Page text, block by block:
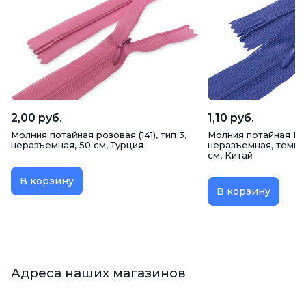
2,00 руб.
Молния потайная розовая (141), тип 3,
неразъемная, 50 см, Турция
В корзину
1,10 руб.
Молния потайная
неразъемная,
см, Китай
В корзину
Адреса наших магазинов